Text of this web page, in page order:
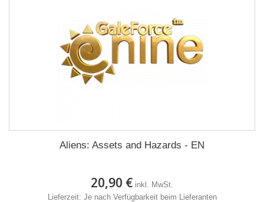
Aliens: Assets and Hazards - EN
20,90 € inkl. MwSt.
Lieferzeit: Je nach Verfügbarkeit beim Lieferanten